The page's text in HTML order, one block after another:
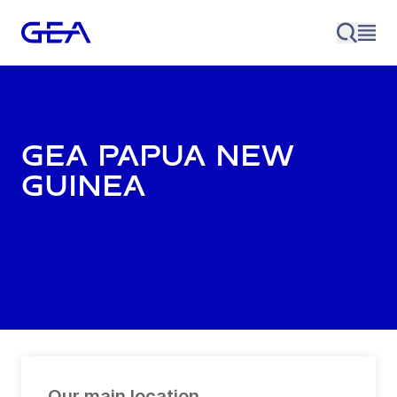
GEA Papua New
Guinea